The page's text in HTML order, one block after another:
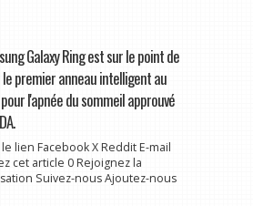
Galaxy Ring est sur le point de
le premier anneau intelligent au
l'apnée du sommeil approuvé
lien Facebook X Reddit E-mail
cet article 0 Rejoignez la
Suivez-nous Ajoutez-nous